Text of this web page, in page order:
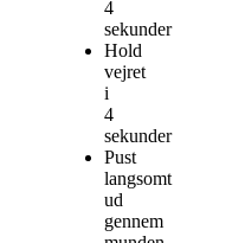
4
sekunder
Hold
vejret
i
4
sekunder
Pust
langsomt
ud
gennem